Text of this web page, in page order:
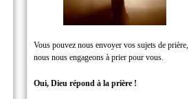
Vous pouvez nous envoyer vos sujets de prière,
nous nous engageons à prier pour vous.
Oui, Dieu répond à la prière !